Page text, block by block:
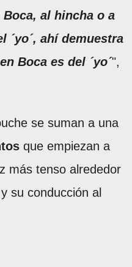
al hincha o a
´yo´, ahí demuestra
Boca es del ´yo´",
se suman a una
que empiezan a
más tenso alrededor
su conducción al